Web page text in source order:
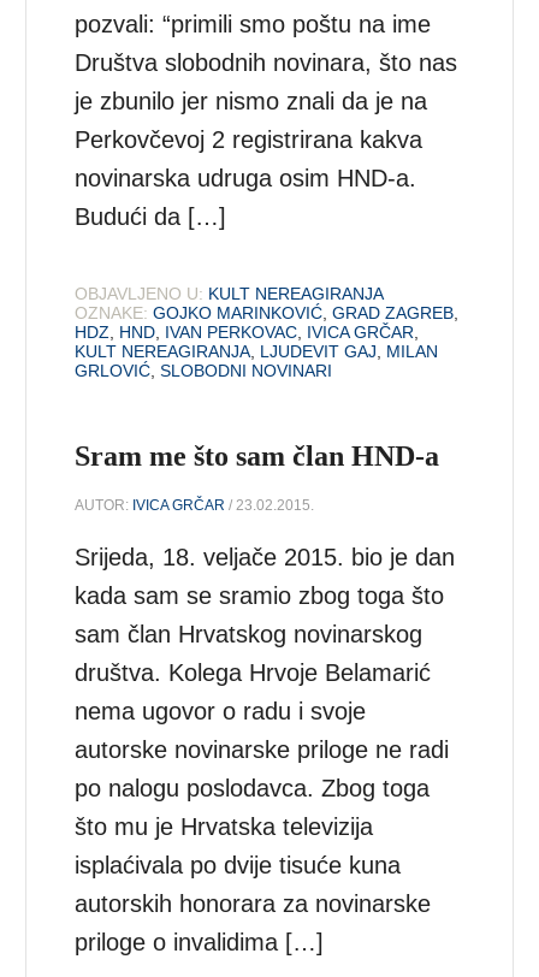
pozvali: “primili smo poštu na ime
Društva slobodnih novinara, što nas
je zbunilo jer nismo znali da je na
Perkovčevoj 2 registrirana kakva
novinarska udruga osim HND-a.
Budući da […]
OBJAVLJENO U: KULT NEREAGIRANJA
OZNAKE: GOJKO MARINKOVIĆ ,GRAD ZAGREB
HDZ
HND IVAN PERKOVAC IVICA GRČAR
KULT NEREAGIRANJA LJUDEVIT GAJ
MILAN
GRLOVIĆ ,SLOBODNI NOVINARI
Sram me što sam član HND-a
AUTOR: IVICA GRČAR / 23.02.2015.
Srijeda, 18. veljače 2015. bio je dan
kada sam se sramio zbog toga što
sam član Hrvatskog novinarskog
društva. Kolega Hrvoje Belamarić
nema ugovor o radu i svoje
autorske novinarske priloge ne radi
po nalogu poslodavca. Zbog toga
što mu je Hrvatska televizija
isplaćivala po dvije tisuće kuna
autorskih honorara za novinarske
priloge o invalidima […]